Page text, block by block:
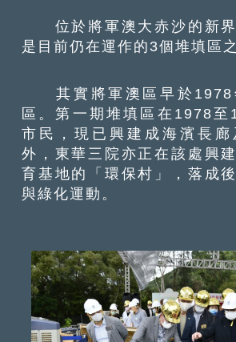
位於將軍澳大赤沙的新界
是目前仍在運作的3個堆填區之
其實將軍澳區早於1978
區。第一期堆填區在1978至
市民，現已興建成海濱長廊
外，東華三院亦正在該處興
育基地的「環保村」，落成
與綠化運動。